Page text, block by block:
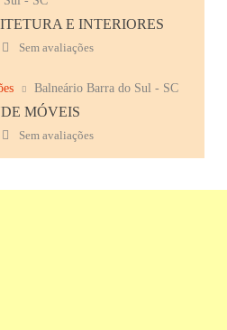
E INTERIORES
Sem avaliações
Balneário Barra do Sul - SC
MÓVEIS
Sem avaliações